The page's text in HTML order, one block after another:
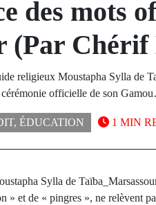
des mots
(Par
religieux Moustapha Sylla de
cérémonie officielle de son
, ÉDUCATION 1 MIN
Sylla de
» et de « pingres », ne relèvent